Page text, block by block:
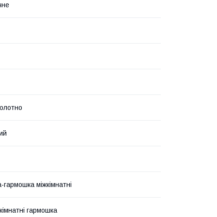
міжкімнатні
гармошка